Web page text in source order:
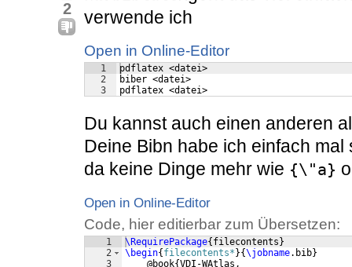
2
verwende ich
Open in Online-Editor
1
2
3
pdflatex <datei>
biber <datei>
pdflatex <datei>
Du kannst auch einen anderen
Deine Bibn habe ich einfach
da keine Dinge mehr wie {\"a}
Open in Online-Editor
Code, hier editierbar zum Übersetzen:
1
2
3
\RequirePackage{ filecontents }
\begin{ filecontents* }{\jobname.bib}
    @book
{VDI-WAtlas,